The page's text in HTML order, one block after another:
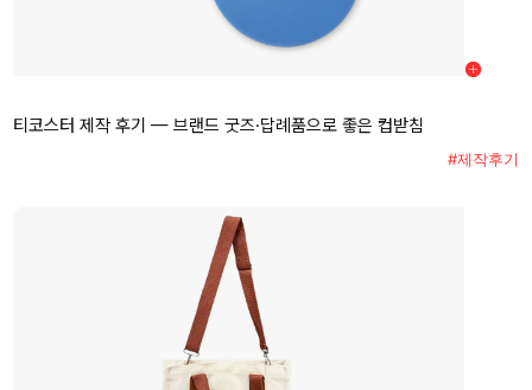
티코스터 제작 후기 — 브랜드 굿즈·답례품으로 좋은 컵받침
#제작후기